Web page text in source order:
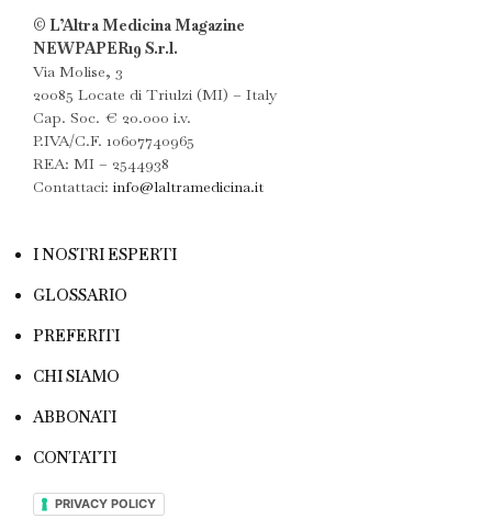
© L’Altra Medicina Magazine
NEWPAPER19 S.r.l.
Via Molise, 3
20085 Locate di Triulzi (MI) – Italy
Cap. Soc. € 20.000 i.v.
P.IVA/C.F. 10607740965
REA: MI – 2544938
Contattaci: info@laltramedicina.it
I NOSTRI ESPERTI
GLOSSARIO
PREFERITI
CHI SIAMO
ABBONATI
CONTATTI
PRIVACY POLICY